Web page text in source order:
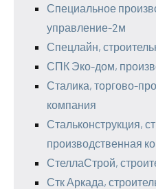
Специальное
управление-2м
Спецлайн,
СПК Эко-дом,
Сталика, торгово-
компания
Стальконструкция,
производственная
СтеллаСтрой,
Стк Аркада,